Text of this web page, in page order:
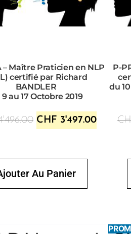
– Maître Praticien en NLP
certifié par Richard
BANDLER
au 17 Octobre 2019
CHF 3'497.00
Au Panier
P-
du